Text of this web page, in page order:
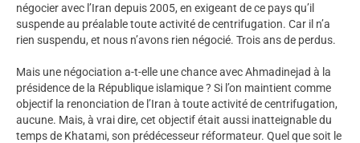
négocier avec l’Iran depuis 2005, en exigeant de ce pays qu’il
suspende au préalable toute activité de centrifugation. Car il n’a
rien suspendu, et nous n’avons rien négocié. Trois ans de perdus.
Mais une négociation a-t-elle une chance avec Ahmadinejad à la
présidence de la République islamique ? Si l’on maintient comme
objectif la renonciation de l’Iran à toute activité de centrifugation,
aucune. Mais, à vrai dire, cet objectif était aussi inatteignable du
temps de Khatami, son prédécesseur réformateur. Quel que soit le